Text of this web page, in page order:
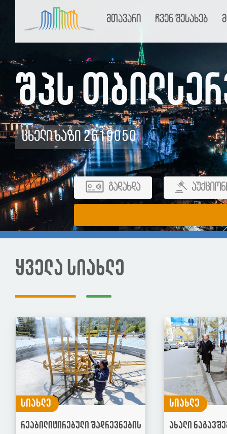
მთავარი ჩვენ შესახებ
შპს
ცხელი ხაზი 2619050
გადახდა
ყველა სიახლე
სიახლე
რეაბილიტირებული შადრევნების
სიახლე
ახალი